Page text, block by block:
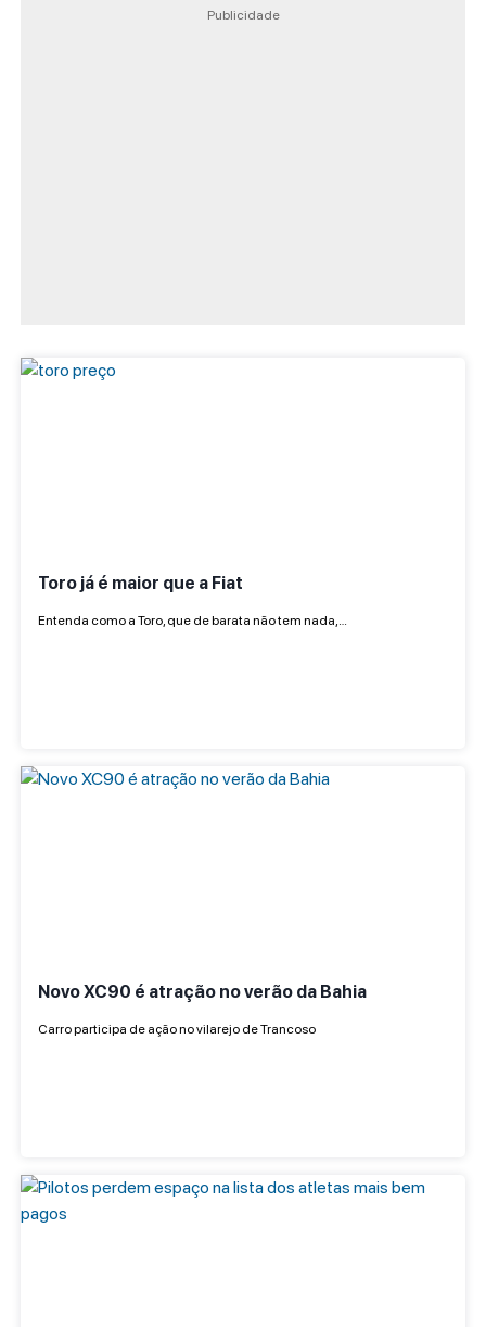
Publicidade
Toro já é maior que a Fiat
Entenda como a Toro, que de barata não tem nada,…
Novo XC90 é atração no verão da Bahia
Carro participa de ação no vilarejo de Trancoso